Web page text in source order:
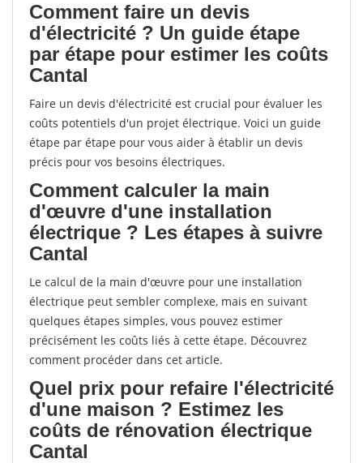
Comment faire un devis
d'électricité ? Un guide étape
par étape pour estimer les coûts
Cantal
Faire un devis d'électricité est crucial pour évaluer les
coûts potentiels d'un projet électrique. Voici un guide
étape par étape pour vous aider à établir un devis
précis pour vos besoins électriques.
Comment calculer la main
d'œuvre d'une installation
électrique ? Les étapes à suivre
Cantal
Le calcul de la main d'œuvre pour une installation
électrique peut sembler complexe, mais en suivant
quelques étapes simples, vous pouvez estimer
précisément les coûts liés à cette étape. Découvrez
comment procéder dans cet article.
Quel prix pour refaire l'électricité
d'une maison ? Estimez les
coûts de rénovation électrique
Cantal